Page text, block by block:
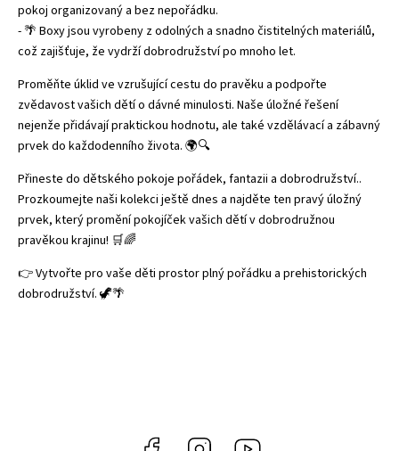
pokoj organizovaný a bez nepořádku.
- 🌴 Boxy jsou vyrobeny z odolných a snadno čistitelných materiálů,
což zajišťuje, že vydrží dobrodružství po mnoho let.
Proměňte úklid ve vzrušující cestu do pravěku a podpořte
zvědavost vašich dětí o dávné minulosti. Naše úložné řešení
nejenže přidávají praktickou hodnotu, ale také vzdělávací a zábavný
prvek do každodenního života. 🌍🔍
Přineste do dětského pokoje pořádek, fantazii a dobrodružství..
Prozkoumejte naši kolekci ještě dnes a najděte ten pravý úložný
prvek, který promění pokojíček vašich dětí v dobrodružnou
pravěkou krajinu! 🛒🌈
👉 Vytvořte pro vaše děti prostor plný pořádku a prehistorických
dobrodružství. 🦖🌴
Facebook Instagram